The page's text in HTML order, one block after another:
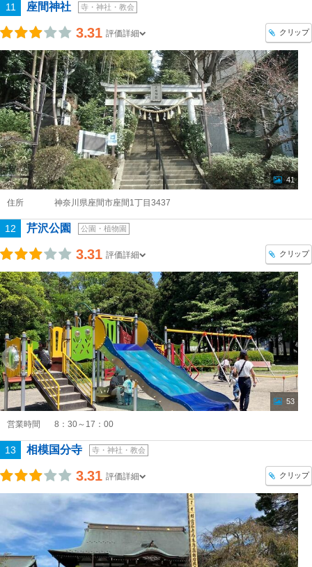
11 座間神社 寺・神社・教会
3.31 評価詳細 クリップ
41
住所 神奈川県座間市座間1丁目3437
12 芹沢公園 公園・植物園
3.31 評価詳細 クリップ
53
営業時間 8：30～17：00
13 相模国分寺 寺・神社・教会
3.31 評価詳細 クリップ